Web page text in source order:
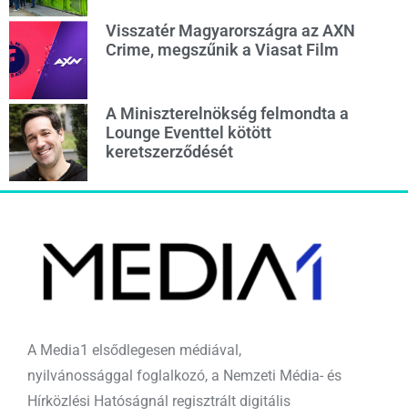
Visszatér Magyarországra az AXN
Crime, megszűnik a Viasat Film
A Miniszterelnökség felmondta a
Lounge Eventtel kötött
keretszerződését
A Media1 elsődlegesen médiával,
nyilvánossággal foglalkozó, a Nemzeti Média- és
Hírközlési Hatóságnál regisztrált digitális